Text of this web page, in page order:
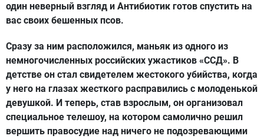
один неверный взгляд и Антибиотик готов спустить на
вас своих бешенных псов.
Сразу за ним расположился, маньяк из одного из
немногочисленных российских ужастиков «ССД». В
детстве он стал свидетелем жестокого убийства, когда
у него на глазах жесткого расправились с молоденькой
девушкой. И теперь, став взрослым, он организовал
специальное телешоу, на котором самолично решил
вершить правосудие над ничего не подозревающими